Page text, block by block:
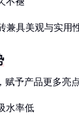
具美观与实用性
赋予产品更多亮点
水率低